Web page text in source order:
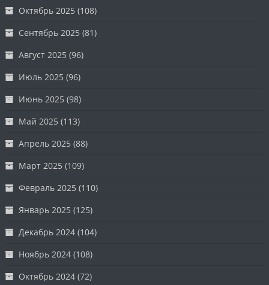
Октябрь 2025 (108)
Сентябрь 2025 (81)
Август 2025 (96)
Июль 2025 (96)
Июнь 2025 (98)
Май 2025 (113)
Апрель 2025 (88)
Март 2025 (109)
Февраль 2025 (110)
Январь 2025 (125)
Декабрь 2024 (104)
Ноябрь 2024 (108)
Октябрь 2024 (72)